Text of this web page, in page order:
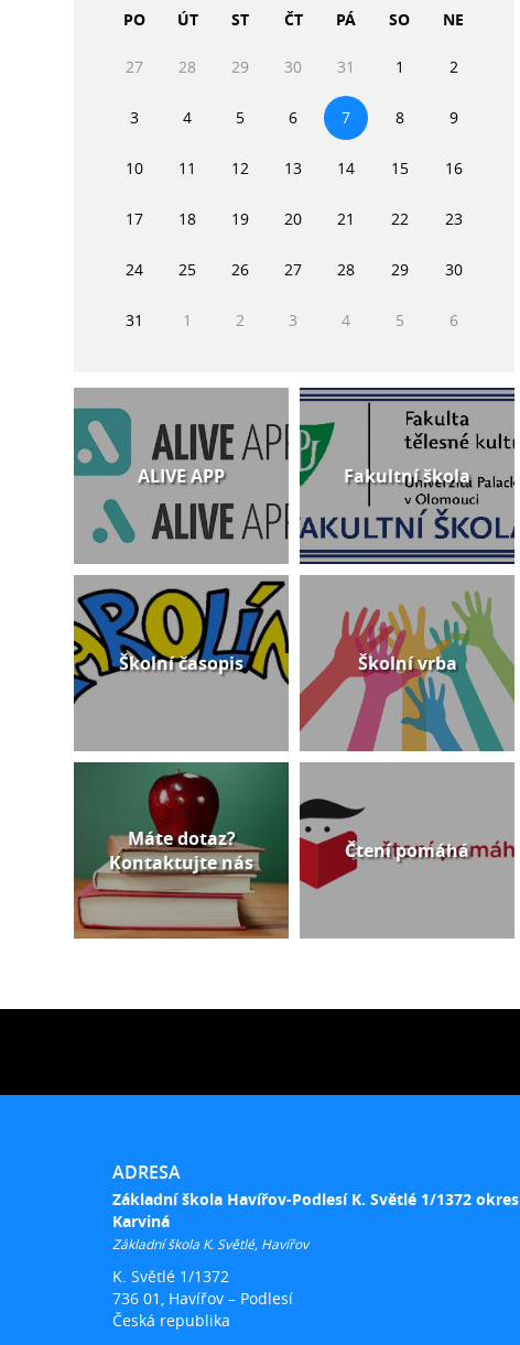
PO ÚT ST ČT PÁ SO NE
27 28 29 30 31 1 2
3 4 5 6 7 8 9
10 11 12 13 14 15 16
17 18 19 20 21 22 23
24 25 26 27 28 29 30
31 1 2 3 4 5 6
ALIVE APP Fakultní škola
Školní časopis Školní vrba
Máte dotaz?
Kontaktujte nás
Čtení pomáhá
ADRESA
Základní škola Havířov-Podlesí K. Světlé 1/1372 okres
Karviná
Základní škola K. Světlé, Havířov
K. Světlé 1/1372
736 01, Havířov – Podlesí
Česká republika